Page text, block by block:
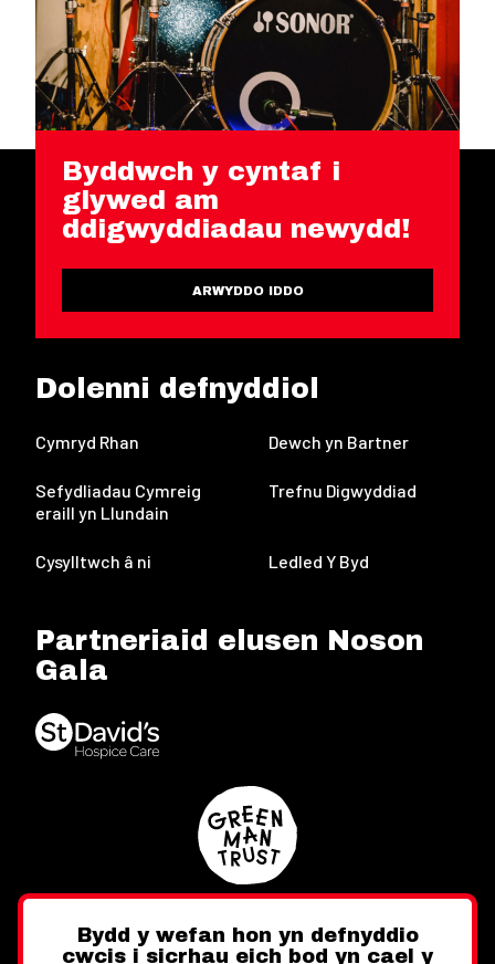
Byddwch y cyntaf i
glywed am
ddigwyddiadau newydd!
ARWYDDO IDDO
Dolenni defnyddiol
Cymryd Rhan Dewch yn Bartner
Sefydliadau Cymreig
eraill yn Llundain
Trefnu Digwyddiad
Cysylltwch â ni Ledled Y Byd
Partneriaid elusen Noson
Gala
Bydd y wefan hon yn defnyddio
cwcis i sicrhau eich bod yn cael y